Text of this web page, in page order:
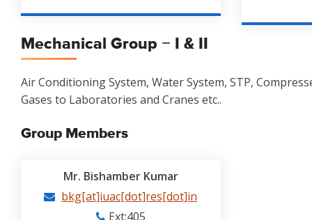
Mechanical Group − I & II
Air Conditioning System, Water System, STP,
Gases to Laboratories and Cranes etc..
Group Members
Mr. Bishamber Kumar
bkg[at]iuac[dot]res[dot]in
Ext:405